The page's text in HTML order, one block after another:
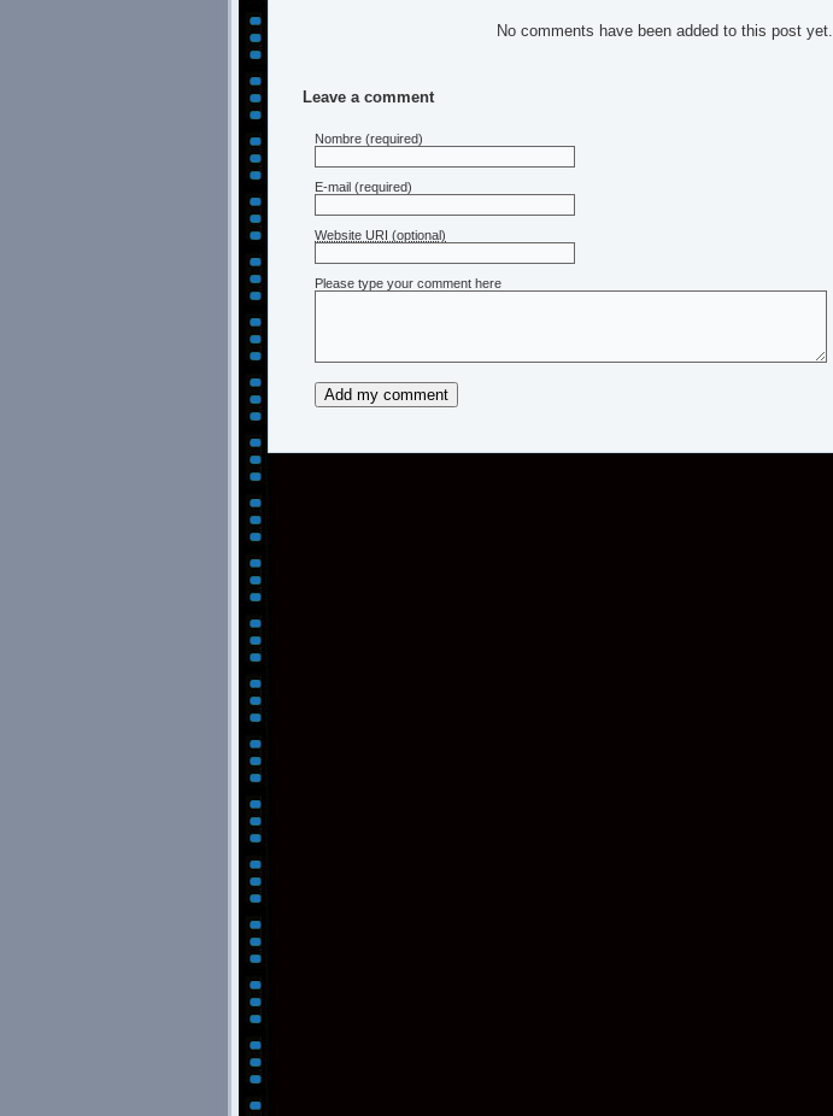
No comments have been added to this post yet.
Leave a comment
Nombre (required)
E-mail (required)
Website URI (optional)
Please type your comment here